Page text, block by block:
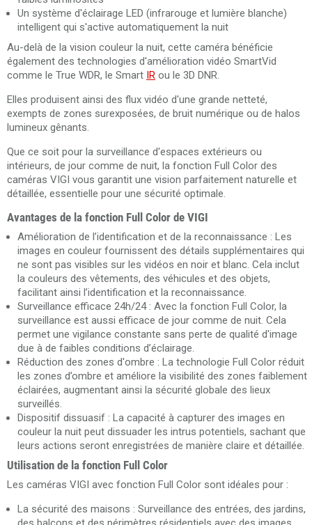
Un système d'éclairage LED (infrarouge et lumière blanche)
intelligent qui s'active automatiquement la nuit
Au-delà de la vision couleur la nuit, cette caméra bénéficie
également des technologies d'amélioration vidéo SmartVid
comme le True WDR, le Smart IR ou le 3D DNR.
Elles produisent ainsi des flux vidéo d'une grande netteté,
exempts de zones surexposées, de bruit numérique ou de halos
lumineux gênants.
Que ce soit pour la surveillance d'espaces extérieurs ou
intérieurs, de jour comme de nuit, la fonction Full Color des
caméras VIGI vous garantit une vision parfaitement naturelle et
détaillée, essentielle pour une sécurité optimale.
Avantages de la fonction Full Color de VIGI
Amélioration de l’identification et de la reconnaissance : Les
images en couleur fournissent des détails supplémentaires qui
ne sont pas visibles sur les vidéos en noir et blanc. Cela inclut
la couleurs des vêtements, des véhicules et des objets,
facilitant ainsi l’identification et la reconnaissance.
Surveillance efficace 24h/24 : Avec la fonction Full Color, la
surveillance est aussi efficace de jour comme de nuit. Cela
permet une vigilance constante sans perte de qualité d'image
due à de faibles conditions d’éclairage.
Réduction des zones d'ombre : La technologie Full Color réduit
les zones d’ombre et améliore la visibilité des zones faiblement
éclairées, augmentant ainsi la sécurité globale des lieux
surveillés.
Dispositif dissuasif : La capacité à capturer des images en
couleur la nuit peut dissuader les intrus potentiels, sachant que
leurs actions seront enregistrées de manière claire et détaillée.
Utilisation de la fonction Full Color
Les caméras VIGI avec fonction Full Color sont idéales pour :
La sécurité des maisons : Surveillance des entrées, des jardins,